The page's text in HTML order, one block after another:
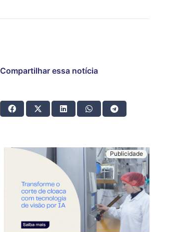
Compartilhar essa notícia